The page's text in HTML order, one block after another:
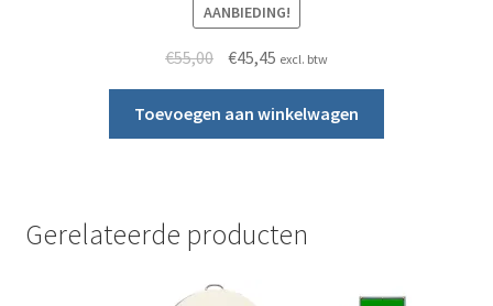
AANBIEDING!
€55,00 Oorspronkelijke prijs was: €55,00.
€45,45Huidige prijs is: €45,45.
excl. btw
Toevoegen aan winkelwagen
Gerelateerde producten